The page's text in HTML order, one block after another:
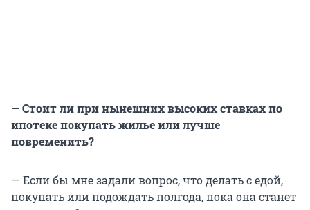
— Стоит ли при нынешних высоких ставках по
ипотеке покупать жилье или лучше
повременить?
— Если бы мне задали вопрос, что делать с едой,
покупать или подождать полгода, пока она станет